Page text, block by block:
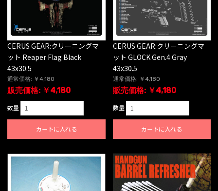
CERUS GEAR:クリーニングマ
ット Reaper Flag Black
43x30.5
通常価格: ￥4,180
販売価格: ￥4,180
数量
カートに入れる
CERUS GEAR:クリーニングマ
ット GLOCK Gen.4 Gray
43x30.5
通常価格: ￥4,180
販売価格: ￥4,180
数量
カートに入れる